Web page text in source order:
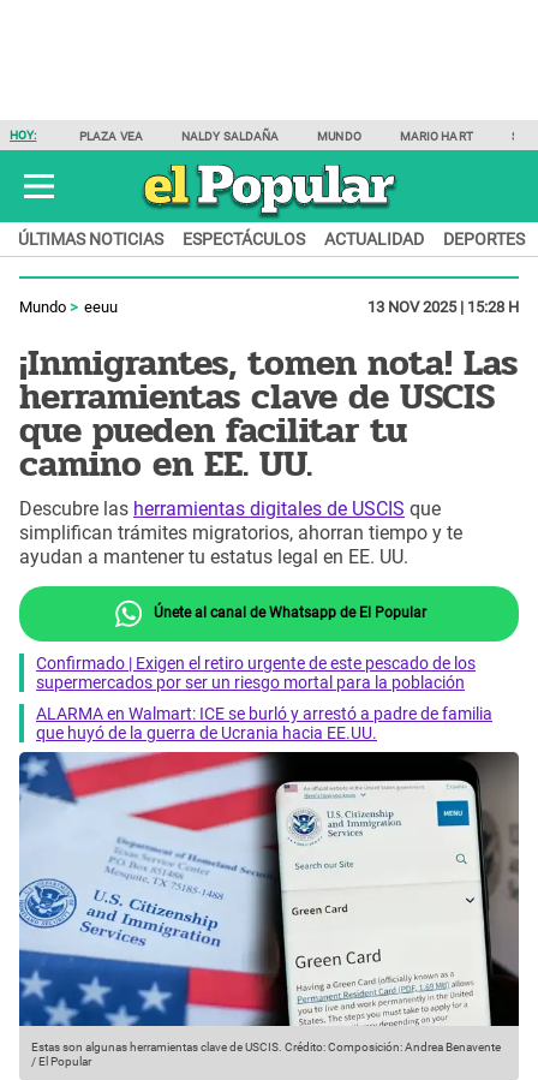
HOY: PLAZA VEA NALDY SALDAÑA MUNDO MARIO HART
ÚLTIMAS NOTICIAS ESPECTÁCULOS ACTUALIDAD DEPORTES
Mundo eeuu 13 NOV 2025 | 15:28 H
¡Inmigrantes, tomen nota! Las
herramientas clave de USCIS
que pueden facilitar tu
camino en EE. UU.
Descubre las herramientas digitales de USCIS que
simplifican trámites migratorios, ahorran tiempo y te
ayudan a mantener tu estatus legal en EE. UU.
Únete al canal de Whatsapp de El Popular
Confirmado | Exigen el retiro urgente de este pescado de los
supermercados por ser un riesgo mortal para la población
ALARMA en Walmart: ICE se burló y arrestó a padre de familia
que huyó de la guerra de Ucrania hacia EE.UU.
Estas son algunas herramientas clave de USCIS. Crédito: Composición: Andrea Benavente
/ El Popular